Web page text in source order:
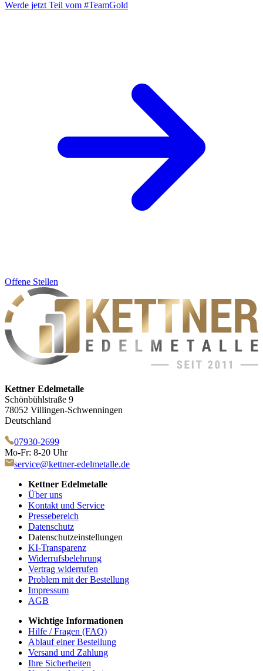
Werde jetzt Teil vom #TeamGold
Offene Stellen
Kettner Edelmetalle
Schönbühlstraße 9
78052 Villingen-Schwenningen
Deutschland
07930-2699
Mo-Fr: 8-20 Uhr
service@kettner-edelmetalle.de
Kettner Edelmetalle
Über uns
Kontakt und Service
Pressebereich
Datenschutz
Datenschutzeinstellungen
KI-Transparenz
Widerrufsbelehrung
Vertrag widerrufen
Problem mit der Bestellung
Impressum
AGB
Wichtige Informationen
Hilfe / Fragen (FAQ)
Ablauf einer Bestellung
Versand und Zahlung
Ihre Sicherheiten